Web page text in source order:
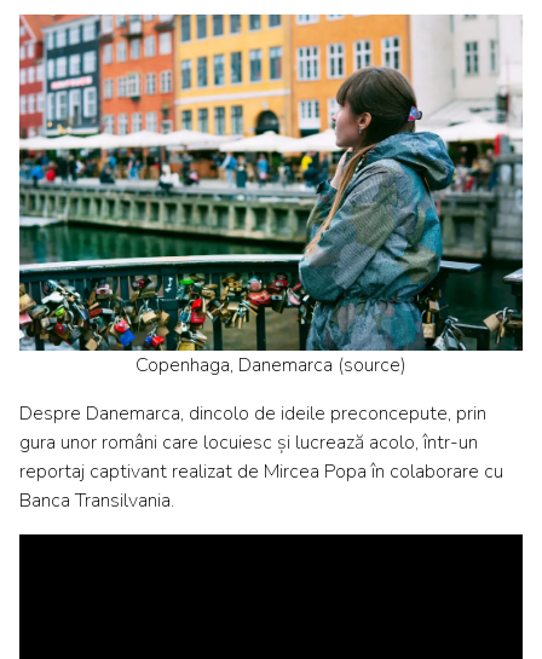
Copenhaga, Danemarca (source)
Despre Danemarca, dincolo de ideile preconcepute, prin
gura unor români care locuiesc și lucrează acolo, într-un
reportaj captivant realizat de Mircea Popaîn colaborare cu
Banca Transilvania.